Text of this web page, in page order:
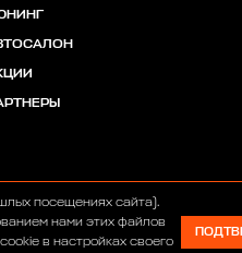
посещениях сайта).
нами этих файлов
в настройках своего